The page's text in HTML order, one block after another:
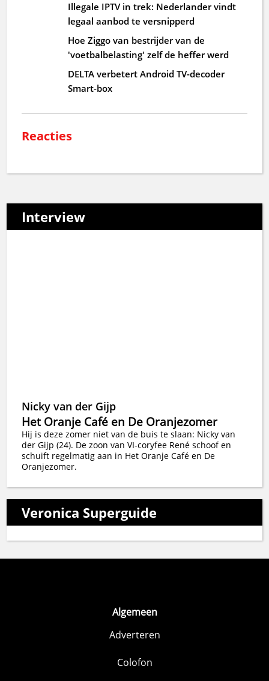
Illegale IPTV in trek: Nederlander vindt
legaal aanbod te versnipperd
Hoe Ziggo van bestrijder van de
'voetbalbelasting' zelf de heffer werd
DELTA verbetert Android TV-decoder
Smart-box
Reacties
Interview
Nicky van der Gijp
Het Oranje Café en De Oranjezomer
Hij is deze zomer niet van de buis te slaan: Nicky van
der Gijp (24). De zoon van VI-coryfee René schoof en
schuift regelmatig aan in Het Oranje Café en De
Oranjezomer.
Veronica Superguide
Algemeen
Adverteren
Colofon